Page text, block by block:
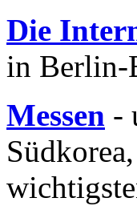
Die
in Berlin-
Messen -